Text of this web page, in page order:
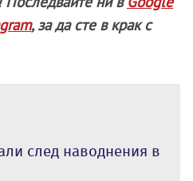
, за да сте в крак с
след наводнения в